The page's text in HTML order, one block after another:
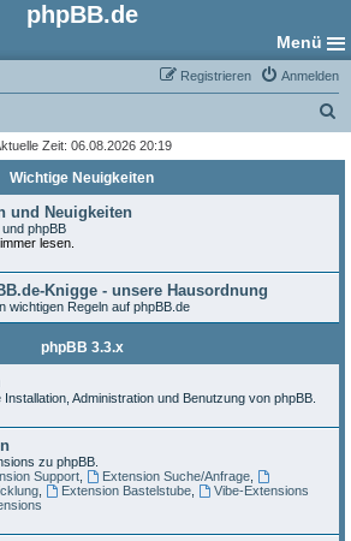
phpBB.de
Menü
Anmelden
Registrieren
h
Zeit: 06.08.2026 20:19
Wichtige Neuigkeiten
und Neuigkeiten
phpBB
lesen.
Knigge - unsere Hausordnung
wichtigen Regeln auf phpBB.de
phpBB 3.3.x
Administration und Benutzung von phpBB.
zu phpBB.
Support, Extension Suche/Anfrage,
Extension Bastelstube,
Vibe-Extensions